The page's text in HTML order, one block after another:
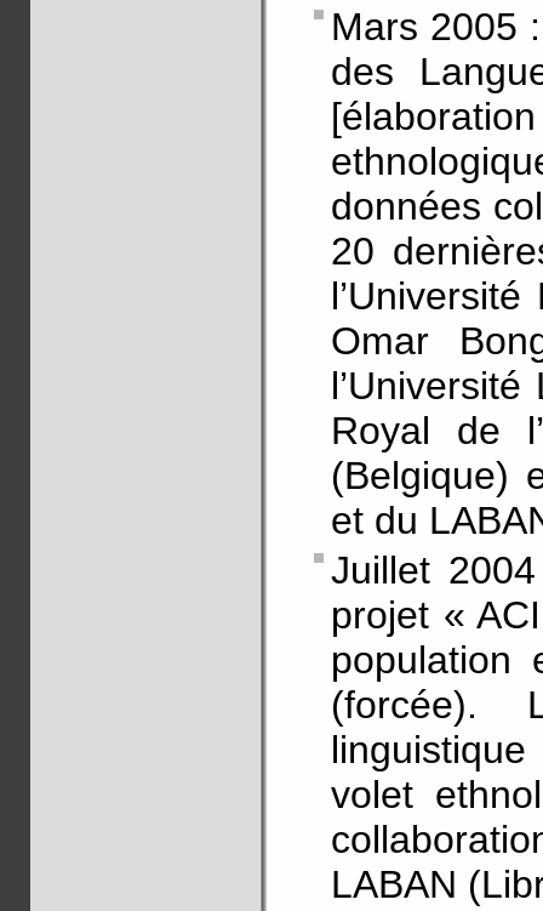
Mars 2005
des
données
20
Omar
Royal de
(Belgique)
et du
Juillet
projet «
population
(forcée).
volet
LABAN